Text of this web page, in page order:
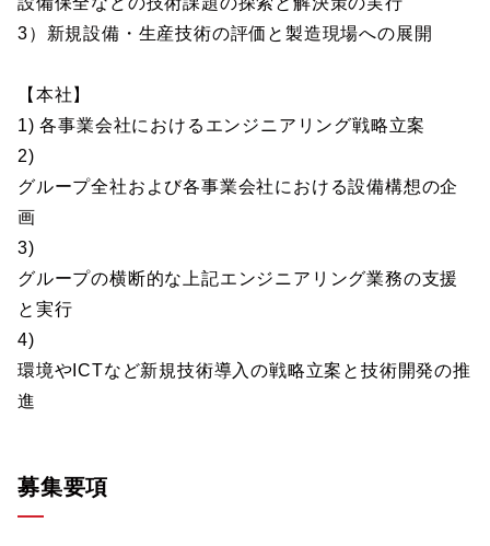
3）新規設備・生産技術の評価と製造現場への展開
【本社】
1) 各事業会社におけるエンジニアリング戦略立案
2)
グループ全社および各事業会社における設備構想の企
画
3)
グループの横断的な上記エンジニアリング業務の支援
と実行
4)
環境やICTなど新規技術導入の戦略立案と技術開発の推
進
募集要項